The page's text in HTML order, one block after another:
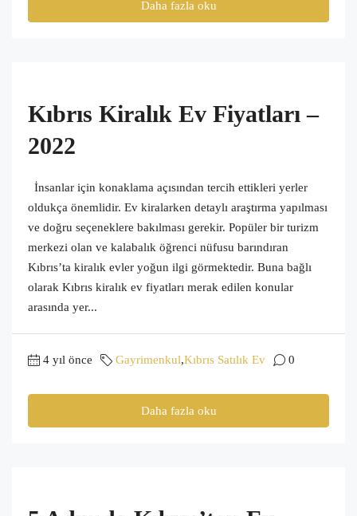
Daha fazla oku
Kıbrıs Kiralık Ev Fiyatları –
2022
İnsanlar için konaklama açısından tercih ettikleri yerler
oldukça önemlidir. Ev kiralarken detaylı araştırma yapılması
ve doğru seçeneklere bakılması gerekir. Popüler bir turizm
merkezi olan ve kalabalık öğrenci nüfusu barındıran
Kıbrıs’ta kiralık evler yoğun ilgi görmektedir. Buna bağlı
olarak Kıbrıs kiralık ev fiyatları merak edilen konular
arasında yer...
4 yıl önce Gayrimenkul,Kıbrıs Satılık Ev 0
Daha fazla oku